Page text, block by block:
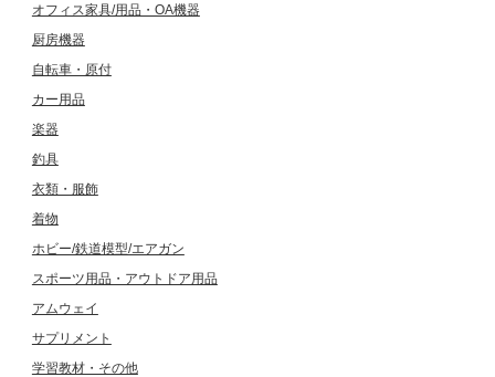
オフィス家具/用品・OA機器
厨房機器
自転車・原付
カー用品
楽器
釣具
衣類・服飾
着物
ホビー/鉄道模型/エアガン
スポーツ用品・アウトドア用品
アムウェイ
サプリメント
学習教材・その他